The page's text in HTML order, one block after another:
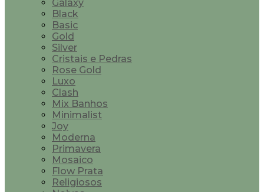
Galaxy
Black
Basic
Gold
Silver
Cristais e Pedras
Rose Gold
Luxo
Clash
Mix Banhos
Minimalist
Joy
Moderna
Primavera
Mosaico
Flow Prata
Religiosos